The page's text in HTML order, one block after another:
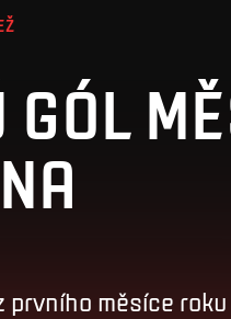
prvního měsíce roku